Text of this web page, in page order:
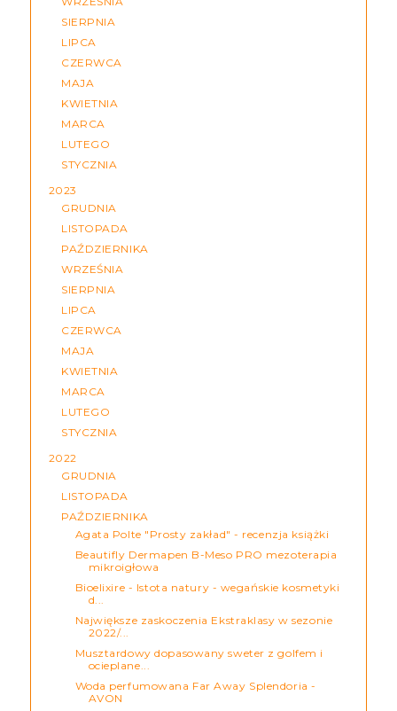
SIERPNIA
LIPCA
CZERWCA
MAJA
KWIETNIA
MARCA
LUTEGO
STYCZNIA
2023
GRUDNIA
LISTOPADA
PAŹDZIERNIKA
WRZEŚNIA
SIERPNIA
LIPCA
CZERWCA
MAJA
KWIETNIA
MARCA
LUTEGO
STYCZNIA
2022
GRUDNIA
LISTOPADA
PAŹDZIERNIKA
Agata Polte "Prosty zakład" - recenzja książki
Beautifly Dermapen B-Meso PRO mezoterapia
mikroigłowa
Bioelixire - Istota natury - wegańskie kosmetyki
d...
Największe zaskoczenia Ekstraklasy w sezonie
2022/...
Musztardowy dopasowany sweter z golfem i
ocieplane...
Woda perfumowana Far Away Splendoria -
AVON